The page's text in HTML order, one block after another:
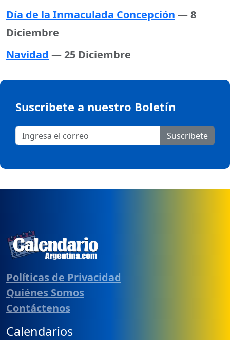
Día de la Inmaculada Concepción — 8
Diciembre
Navidad — 25 Diciembre
Suscribete a nuestro Boletín
Suscribete
Políticas de Privacidad
Quiénes Somos
Contáctenos
Calendarios